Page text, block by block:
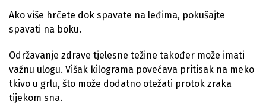
Ako više hrčete dok spavate na leđima, pokušajte
spavati na boku.
Održavanje zdrave tjelesne težine također može imati
važnu ulogu. Višak kilograma povećava pritisak na meko
tkivo u grlu, što može dodatno otežati protok zraka
tijekom sna.